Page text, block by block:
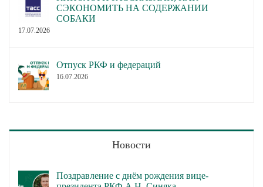
СЭКОНОМИТЬ НА СОДЕРЖАНИИ
СОБАКИ
17.07.2026
Отпуск РКФ и федераций
16.07.2026
Новости
Поздравление с днём рождения вице-